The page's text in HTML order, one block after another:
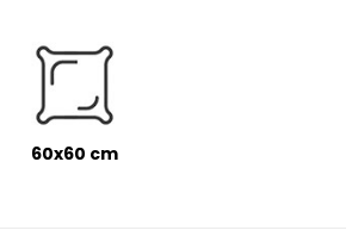
60x60 cm